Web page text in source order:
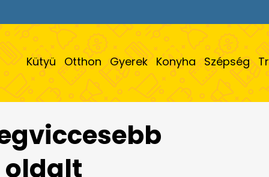
Kütyü Otthon Gyerek Konyha Szépség
oldalt